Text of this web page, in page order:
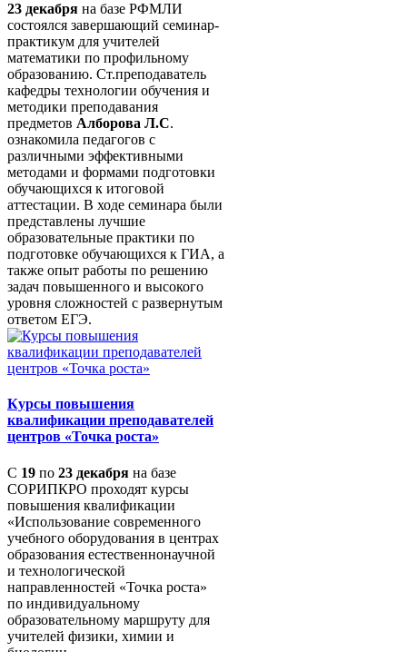
23 декабря на базе РФМЛИ
состоялся завершающий семинар-
практикум для учителей
математики по профильному
образованию. Ст.преподаватель
кафедры технологии обучения и
методики преподавания
предметов Алборова Л.С.
ознакомила педагогов с
различными эффективными
методами и формами подготовки
обучающихся к итоговой
аттестации. В ходе семинара были
представлены лучшие
образовательные практики по
подготовке обучающихся к ГИА, а
также опыт работы по решению
задач повышенного и высокого
уровня сложностей с развернутым
ответом ЕГЭ.
Курсы повышения
квалификации преподавателей
центров «Точка роста»
С 19 по 23 декабря на базе
СОРИПКРО проходят курсы
повышения квалификации
«Использование современного
учебного оборудования в центрах
образования естественнонаучной
и технологической
направленностей «Точка роста»
по индивидуальному
образовательному маршруту для
учителей физики, химии и